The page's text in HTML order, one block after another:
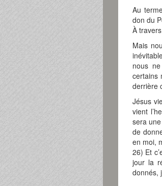
Au
don du
À
Mais
nous
certains
derrière
Jésus
vient
sera
de
en moi,
26) Et
jour la
donnés,